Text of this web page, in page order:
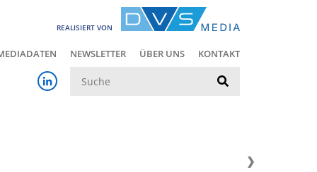
REALISIERT VON
NEWSLETTER ÜBER UNS KONTAKT